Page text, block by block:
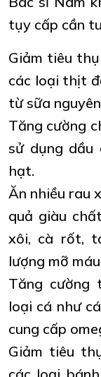
tụy cấp cần
Giảm tiêu
các loại thịt
từ sữa
Tăng cường
sử dụng dầu
hạt.
Ăn nhiều rau
quả giàu
xôi, cà rốt,
lượng mỡ
Tăng cường
loại cá như
cung cấp
Giảm tiêu